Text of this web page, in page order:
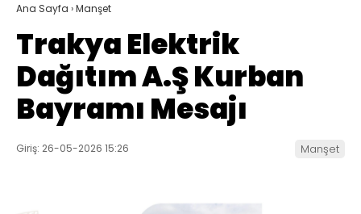
Ana Sayfa ›Manşet
Trakya Elektrik
Dağıtım A.Ş Kurban
Bayramı Mesajı
Giriş: 26-05-2026 15:26 Manşet